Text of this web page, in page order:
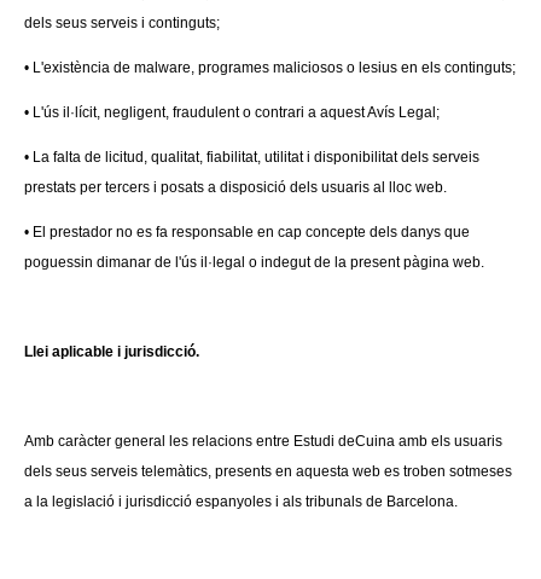
dels seus serveis i continguts;
• L'existència de malware, programes maliciosos o lesius en els continguts;
• L'ús il·lícit, negligent, fraudulent o contrari a aquest Avís Legal;
• La falta de licitud, qualitat, fiabilitat, utilitat i disponibilitat dels serveis
prestats per tercers i posats a disposició dels usuaris al lloc web.
• El prestador no es fa responsable en cap concepte dels danys que
poguessin dimanar de l'ús il·legal o indegut de la present pàgina web.
Llei aplicable i jurisdicció.
Amb caràcter general les relacions entre Estudi deCuina amb els usuaris
dels seus serveis telemàtics, presents en aquesta web es troben sotmeses
a la legislació i jurisdicció espanyoles i als tribunals de Barcelona.